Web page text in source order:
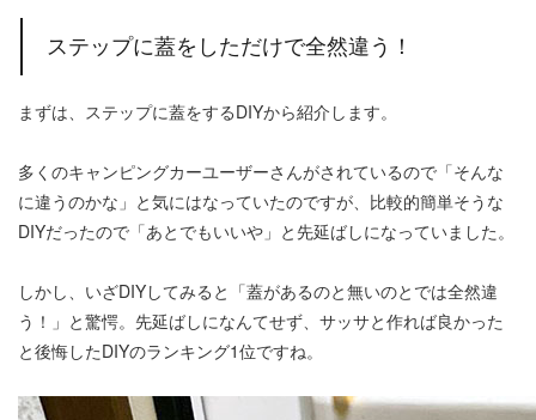
ステップに蓋をしただけで全然違う！
まずは、ステップに蓋をするDIYから紹介します。
多くのキャンピングカーユーザーさんがされているので「そんな
に違うのかな」と気にはなっていたのですが、比較的簡単そうな
DIYだったので「あとでもいいや」と先延ばしになっていました。
しかし、いざDIYしてみると「蓋があるのと無いのとでは全然違
う！」と驚愕。先延ばしになんてせず、サッサと作れば良かった
と後悔したDIYのランキング1位ですね。